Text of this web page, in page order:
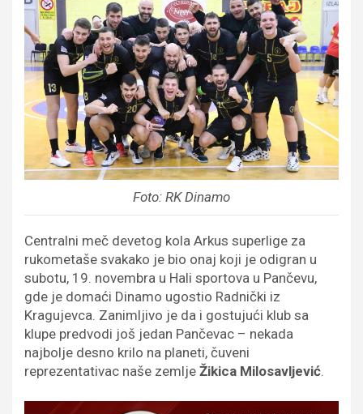
Foto: RK Dinamo
Centralni meč devetog kola Arkus superlige za
rukometaše svakako je bio onaj koji je odigran u
subotu, 19. novembra u Hali sportova u Pančevu,
gde je domaći Dinamo ugostio Radnički iz
Kragujevca. Zanimljivo je da i gostujući klub sa
klupe predvodi još jedan Pančevac – nekada
najbolje desno krilo na planeti, čuveni
reprezentativac naše zemlje Žikica Milosavljević.